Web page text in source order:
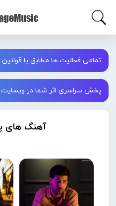
تمامی فعالیت ها مطابق با
پخش سراسری اثر شما در وبسایت استیج
آهنگ های